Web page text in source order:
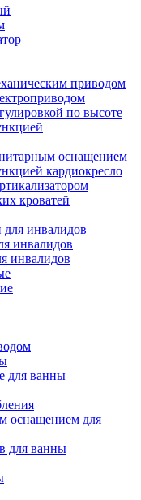
приводом
по высоте
оснащением
кардиокресло
кроватей
инвалидов
инвалидов
инвалидов
для ванны
оснащением для
для ванны